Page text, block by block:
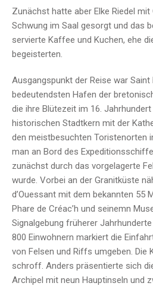
Zunächst hatte aber Elke Riedel
Schwung im Saal gesorgt und das
servierte Kaffee und Kuchen, ehe
begeisterten.
Ausgangspunkt der Reise war
bedeutendsten Hafen der
die ihre Blütezeit im 16.
historischen Stadtkern mit der
den meistbesuchten Toristenorten
man an Bord des
zunächst durch das vorgelagerte
wurde. Vorbei an der Granitküste
d’Ouessant mit dem bekannten 55
Phare de Créac’h und seinemn
Signalgebung früherer
800 Einwohnern markiert die
von Felsen und Riffs umgeben. Die
schroff. Anders präsentierte sich
Archipel mit neun Hauptinseln und